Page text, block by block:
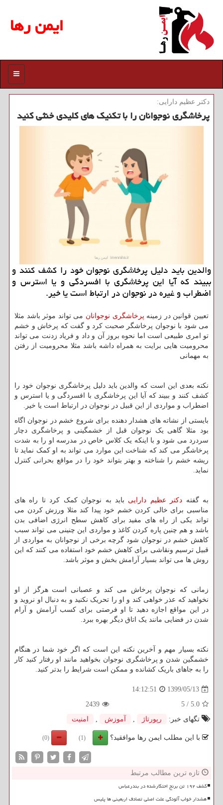
ایمن رها
منو
دكتر عظیم دارایی:
پرخاشگری نوجوانان را با تكنیك های كلیدی خنثی كنید
والدین باید دلیل پرخاشگری نوجوان خود را كشف كنند و
ببیند كه آیا این پرخاشگری با افسردگی و یا استرس و
اضطراب و غیره در نوجوان در ارتباط است یا خیر.
تعیین قوانین در زمینه پرخاشگری نوجوانان می تواند موثر باشد مثلا
می شود با نوجوان پرخاشگر صحبت کرد و گفت که پرخاش و خشم
تو امری طبیعی است اما نحوه بروز آن و داد و فریاد زدنت می تواند
محرومیت هایی برایت به همراه داشه باشد مثلا محرومیت از رفتن
به مهمانی
نکته بعدی این است که والدین باید دلیل پرخاشگری نوجوان خود را
کشف کنند و ببیند که آیا این پرخاشگری با افسردگی و یا استرس و
اضطراب و مواردی از این قبیل در نوجوان در ارتباط است یا خیر.
بایستی از نشاته های هشدار دهنده برای شروع خشم در نوجوان اگاه
بود مثلا گاهی یک نوجوان قبل از خشمگینی و پرخاشگری دچار
سردرد می شود و با اینکه یک کلاس خاص در مدرسه او را به شدت
پرخاشگر می کند که شناخت این موارد می تواند به او کمک نماید تا
ریشه خشم را شناخته و بهتر بتواند خود را در مواقع بحرانی کنترل
نماید.
به گفته دکتر عظیم دارایی باید به نوجوان کمک کرد تا راه های
مناسبی برای خالی کردن خشم خود پیدا کند مثلا ورزش کردن می
تواند یکی از راه های مفید برای کاهش سطح انرژی اضافی بدن
باشد و هم چنین پاره کردن کاغذ و مواردی این چنینی می تواند سبب
کاهش خشم در نوجوان شود گرچه برخی از نوجوانان به مواردی از
قبیل ترسیم ونقاشی برای کاهش خشم خود استفاده می کنند که این
روش ها می تواند بسیار آرامش بخش و موثر باشد.
زمانی که نوجوان پرخاش می کند و عصبانی است هرگز از او
نخواهید که عذر خواهی کند و او را تحریک نکنید و به دنبال او نروید و
در این مواقع اجازه دهید تا او فرصتی برای کسب آرامش و آرام
شدن در فضایی مانند یک اتاق دیگر بهره ببرد.
نکته بسیار مهم و آخرین نکته این است که اگر خود شما در هنگام
خشمگین شدن و پرخاشگری نوجوان بخواهید مانند او رفتار کنید کار
را به جاهای باریک کشانده و ممکن است شرایط را بدتر کنید.
1399/05/13
14:12:51
5.0
/
5
2439
تگهای خبر:
رپورتاژ , آموزش , امنیت
با این مطلب ایمن رها موافقید؟ (1)
(0)
تازه ترین مطالب مرتبط
کشف ۱۹۲ تن برنج احتکارشده در بندرعباس
هشدار خواب آلودگی علت اصلی تصادف اربعینی ها پلیس